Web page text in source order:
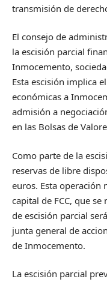
transmisión de
El consejo de
la escisión parcial
Inmocemento,
Esta escisión implica
económicas a
admisión a
en las Bolsas de
Como parte de la
reservas de libre
euros. Esta operación
capital de FCC, que
de escisión parcial
junta general de
de Inmocemento.
La escisión parcial